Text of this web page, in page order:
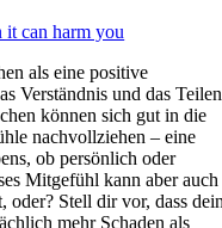
it can harm you
als eine positive
Verständnis und das Teilen
können sich gut in die
nachvollziehen – eine
ob persönlich oder
Mitgefühl kann aber auch
oder? Stell dir vor, dass
mehr Schaden als